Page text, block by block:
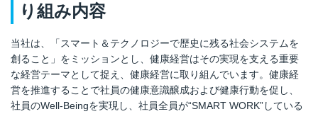
り組み内容
当社は、「スマート＆テクノロジーで歴史に残る社会システムを
創ること」をミッションとし、健康経営はその実現を支える重要
な経営テーマとして捉え、健康経営に取り組んでいます。健康経
営を推進することで社員の健康意識醸成および健康行動を促し、
社員のWell-Beingを実現し、社員全員が“SMART WORK”している